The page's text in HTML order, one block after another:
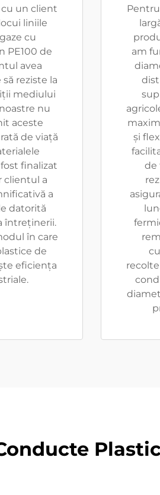
cu un client
liniile
cu
PE100 de
avea
reziste la
mediului
nu
aceste
de viață
finalizat
clientul a
a
datorită
întreținerii.
în care
de
eficiența
am
și
de